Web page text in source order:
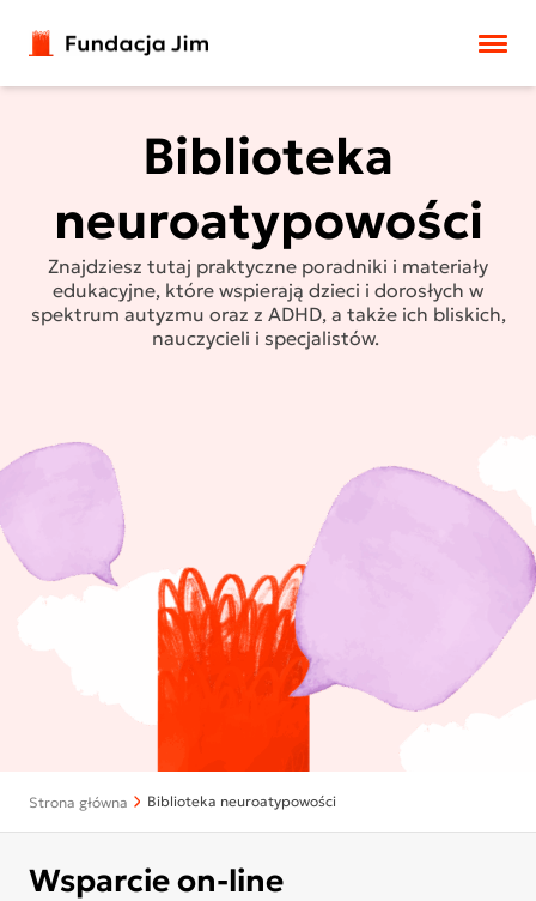
Biblioteka
neuroatypowości
Znajdziesz tutaj praktyczne poradniki i materiały
edukacyjne, które wspierają dzieci i dorosłych w
spektrum autyzmu oraz z ADHD, a także ich bliskich,
nauczycieli i specjalistów.
Strona główna Biblioteka neuroatypowości
Wsparcie on-line